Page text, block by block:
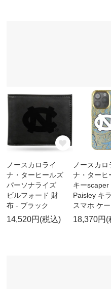
ノースカロライ
ナ・ターヒールズ
パーソナライズ
ビルフォード 財
布 - ブラック
14,520円(税込)
ノースカロ
ナ・ターヒ
キーscaper
Paisley キ
スマホ ケ
18,370円(